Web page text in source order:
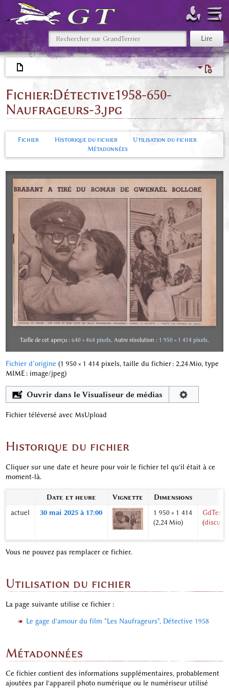
Fichier:Détective1958-650-
Naufrageurs-3.jpg
Fichier Historique du fichier
Utilisation du fichier
Métadonnées
Taille de cet aperçu : 640 × 464 pixels. Autre résolution : 1 950 × 1 414 pixels.
Fichier d’origine (1 950 × 1 414 pixels, taille du fichier : 2,24 Mio, type
MIME : image/jpeg)
Ouvrir dans le Visualiseur de médias
Fichier téléversé avec MsUpload
Historique du fichier
Cliquer sur une date et heure pour voir le fichier tel qu'il était à ce
moment-là.
Date et heure Vignette Dimensions
actuel
30 mai 2025 à 17:00
1 950 × 1 414
(2,24 Mio)
(
Vous ne pouvez pas remplacer ce fichier.
Utilisation du fichier
La page suivante utilise ce fichier :
Le gage d'amour du film "Les Naufrageurs", Détective 1958
Métadonnées
Ce fichier contient des informations supplémentaires, probablement
ajoutées par l'appareil photo numérique ou le numériseur utilisé